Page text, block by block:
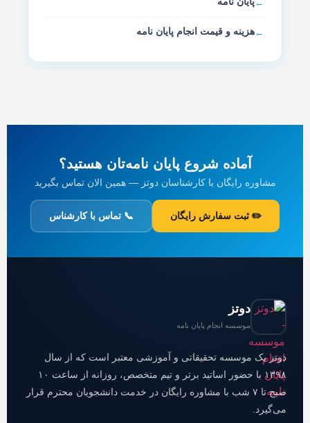
هزینه و قیمت انجام پایان نامه
آماده شروع پایان نامه‌تان هستید؟
مشاوره رایگان با کارشناسان دوتز — همین الان تماس بگیرید
✏️ ثبت سفارش رایگان 📞 تماس با کارشناس
دوتز
موسسه انجام پایان نامه
دوتز یک موسسه تحقیقاتی و آموزشی معتبر است که از سال
۱۳۹۸ با حضور اساتید برتر و تیم متخصص، روزانه از ساعت ۱۰
صبح تا ۷ شب با مشاوره رایگان در خدمت دانشجویان محترم قرار
می‌گیرد.